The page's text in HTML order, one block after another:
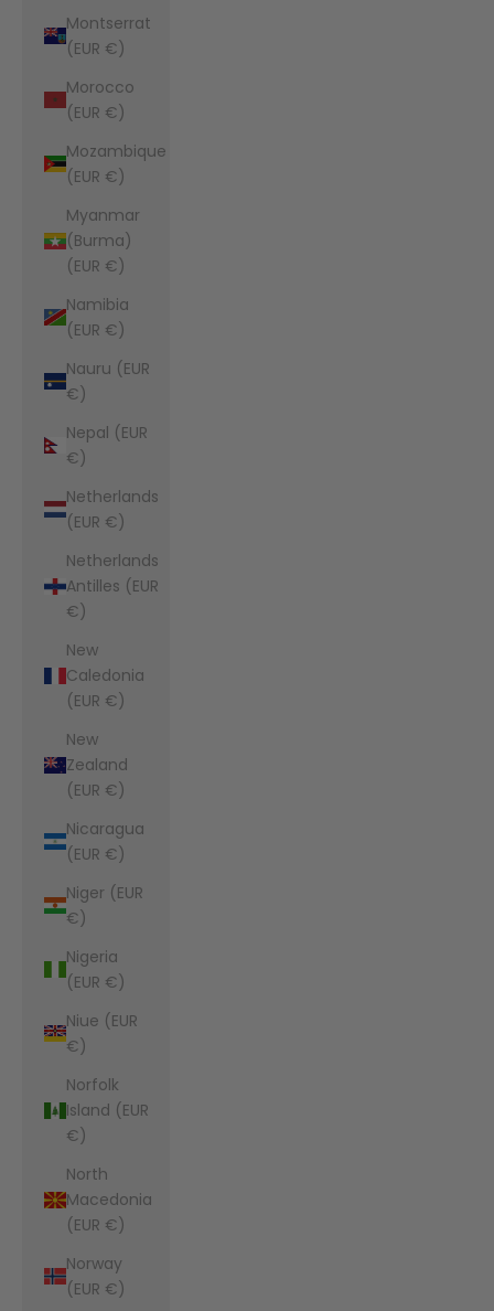
Montserrat
(EUR €)
Morocco
(EUR €)
Mozambique
(EUR €)
Myanmar
(Burma)
(EUR €)
Namibia
(EUR €)
Nauru (EUR
€)
Nepal (EUR
€)
Netherlands
(EUR €)
Netherlands
Antilles (EUR
€)
New
Caledonia
(EUR €)
New
Zealand
(EUR €)
Nicaragua
(EUR €)
Niger (EUR
€)
Nigeria
(EUR €)
Niue (EUR
€)
Norfolk
Island (EUR
€)
North
Macedonia
(EUR €)
Norway
(EUR €)